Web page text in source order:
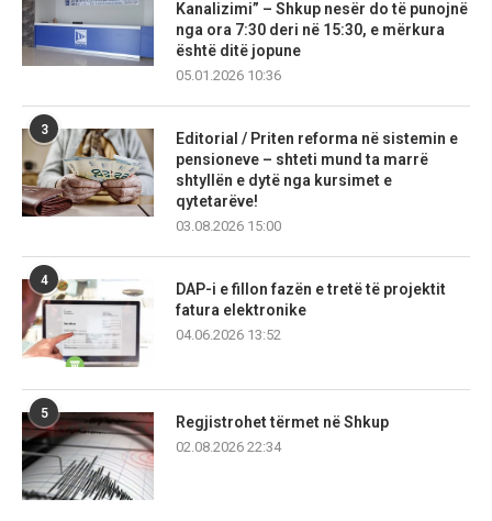
Kanalizimi” – Shkup nesër do të punojnë
nga ora 7:30 deri në 15:30, e mërkura
është ditë jopune
05.01.2026 10:36
3
Editorial / Priten reforma në sistemin e
pensioneve – shteti mund ta marrë
shtyllën e dytë nga kursimet e
qytetarëve!
03.08.2026 15:00
4
DAP-i e fillon fazën e tretë të projektit
fatura elektronike
04.06.2026 13:52
5
Regjistrohet tërmet në Shkup
02.08.2026 22:34